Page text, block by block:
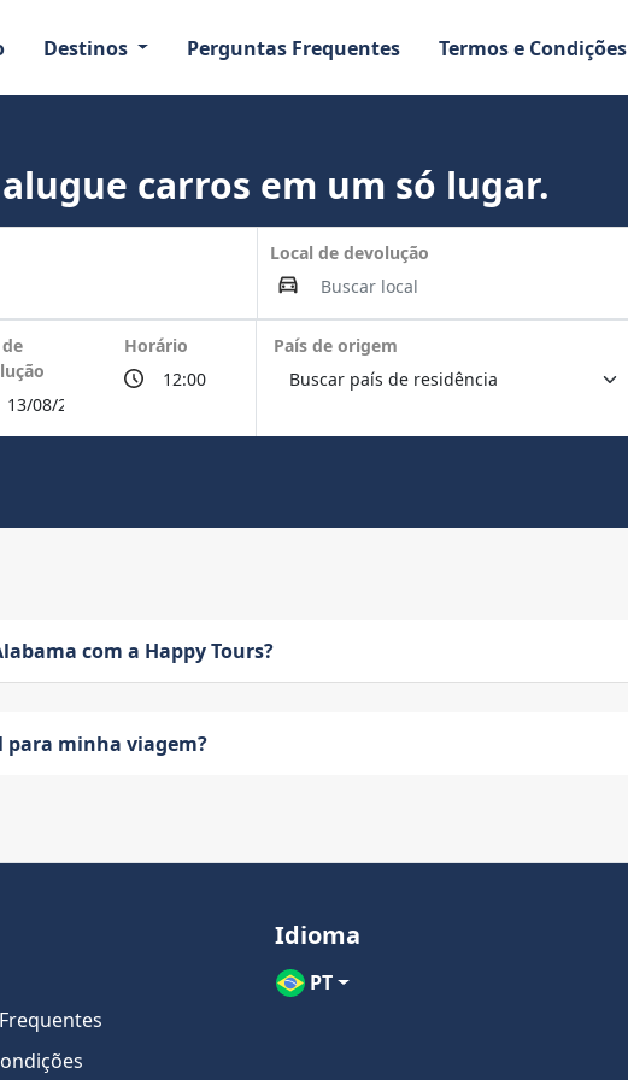
Destinos Perguntas Frequentes Termos e Condições
carros em um só lugar.
Local de devolução
Horário País de origem
com a Happy Tours?
para minha viagem?
Idioma
PT